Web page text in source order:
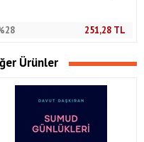
251,28 TL
Ürünler